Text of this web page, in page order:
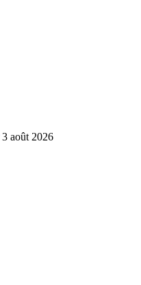
3 août 2026